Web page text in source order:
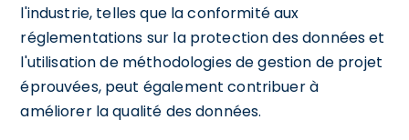
l'industrie, telles que la conformité aux
réglementations sur la protection des données et
l'utilisation de méthodologies de gestion de projet
éprouvées, peut également contribuer à
améliorer la qualité des données.